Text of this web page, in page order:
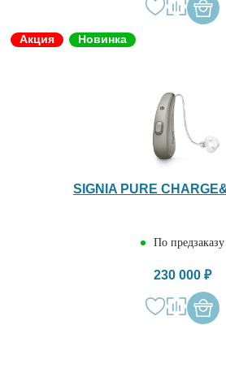
Акция Новинка
SIGNIA PURE
По предзаказу
230 000 ₽